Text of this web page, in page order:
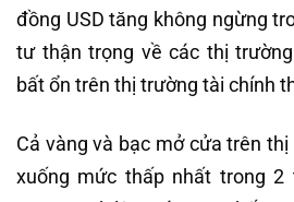
đồng USD tăng không ngừng
tư thận trọng về các thị
bất ổn trên thị trường tài chính
Cả vàng và bạc mở cửa trên
xuống mức thấp nhất trong 2